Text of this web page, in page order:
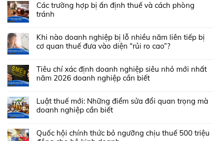
Các trường hợp bị ấn định thuế và cách phòng
tránh
Khi nào doanh nghiệp bị lỗ nhiều năm liên tiếp bị
cơ quan thuế đưa vào diện “rủi ro cao”?
Tiêu chí xác định doanh nghiệp siêu nhỏ mới nhất
năm 2026 doanh nghiệp cần biết
Luật thuế mới: Những điểm sửa đổi quan trọng mà
doanh nghiệp cần biết
Quốc hội chính thức bỏ ngưỡng chịu thuế 500 triệu